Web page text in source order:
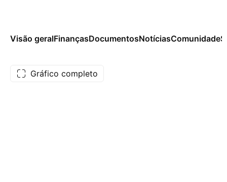
Visão geralFinançasDocumentosNotíciasComunidade
Gráfico completo